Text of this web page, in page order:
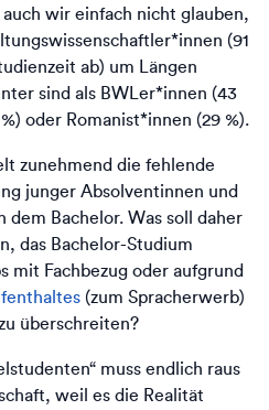
wir einfach nicht glauben,
(91
ab) um Längen
sind als BWLer*innen (43
oder Romanist*innen (29 %).
zunehmend die fehlende
junger Absolventinnen und
dem Bachelor. Was soll daher
das Bachelor-Studium
mit Fachbezug oder aufgrund
(zum Spracherwerb)
überschreiten?
muss endlich raus
weil es die Realität